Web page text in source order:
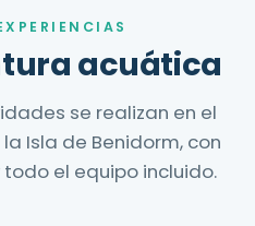
acuática
se realizan en el
Isla de Benidorm, con
el equipo incluido.